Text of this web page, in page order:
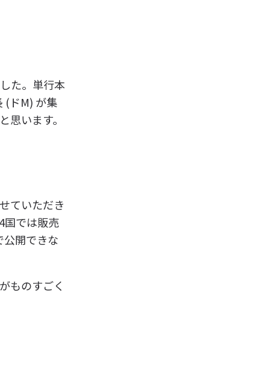
た。単行本
(ドM) が集
います。
ていただき
国では販売
開できな
ものすごく